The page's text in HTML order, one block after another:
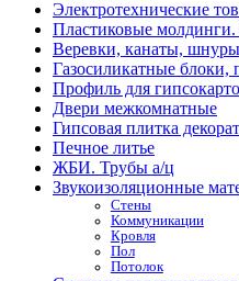
Электротехнические
Пластиковые
Веревки, канаты,
Газосиликатные блоки,
Профиль для
Двери межкомнатные
Гипсовая плитка
Печное литье
ЖБИ. Трубы а/ц
Звукоизоляционные
Стены
Коммуникации
Кровля
Пол
Потолок